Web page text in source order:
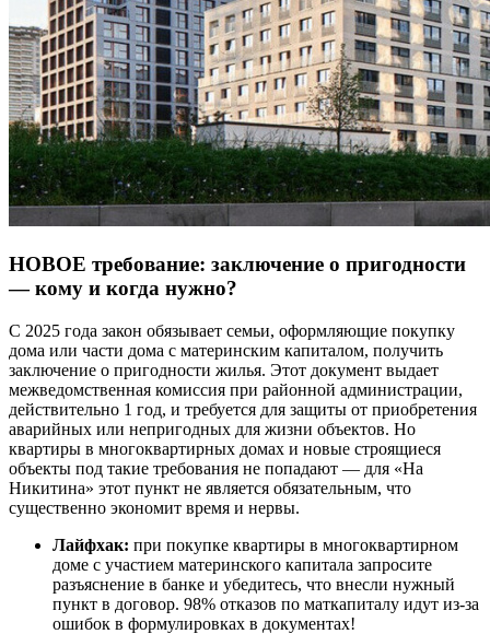
НОВОЕ требование: заключение о пригодности
— кому и когда нужно?
С 2025 года закон обязывает семьи, оформляющие покупку
дома или части дома с материнским капиталом, получить
заключение о пригодности жилья. Этот документ выдает
межведомственная комиссия при районной администрации,
действительно 1 год, и требуется для защиты от приобретения
аварийных или непригодных для жизни объектов. Но
квартиры в многоквартирных домах и новые строящиеся
объекты под такие требования не попадают — для «На
Никитина» этот пункт не является обязательным, что
существенно экономит время и нервы.
Лайфхак: при покупке квартиры в многоквартирном
доме с участием материнского капитала запросите
разъяснение в банке и убедитесь, что внесли нужный
пункт в договор. 98% отказов по маткапиталу идут из-за
ошибок в формулировках в документах!